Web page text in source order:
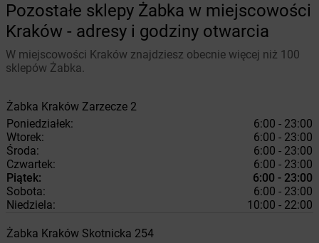
Pozostałe sklepy Żabka w miejscowości
Kraków - adresy i godziny otwarcia
W miejscowości Kraków znajdziesz obecnie więcej niż 100
sklepów Żabka.
Żabka Kraków Zarzecze 2
Poniedziałek:
6:00 - 23:00
Wtorek:
6:00 - 23:00
Środa:
6:00 - 23:00
Czwartek:
6:00 - 23:00
Piątek:
6:00 - 23:00
Sobota:
6:00 - 23:00
Niedziela:
10:00 - 22:00
Żabka Kraków Skotnicka 254